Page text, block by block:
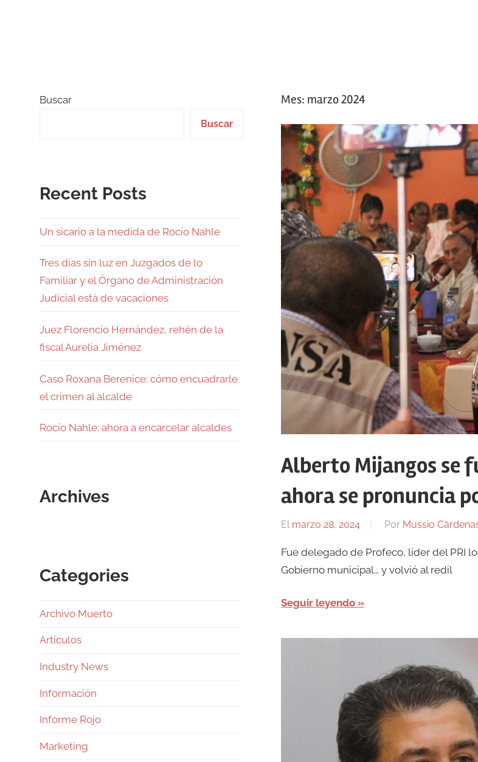
Mes: marzo 2024
Alberto Mijangos se
ahora se pronuncia
El marzo 28, 2024 Por Mussio
Fue delegado de Profeco, líder del PRI
Gobierno municipal… y volvió al redil
Seguir leyendo
Buscar
Buscar
Recent Posts
Un sicario a la medida de Rocío Nahle
Tres días sin luz en Juzgados de lo
Familiar y el Órgano de Administración
Judicial está de vacaciones
Juez Florencio Hernández, rehén de la
fiscal Aurelia Jiménez
Caso Roxana Berenice: cómo encuadrarle
el crimen al alcalde
Rocío Nahle: ahora a encarcelar alcaldes
Archives
Categories
Archivo Muerto
Artículos
Industry News
Información
Informe Rojo
Marketing